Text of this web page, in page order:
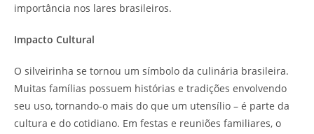
importância nos lares brasileiros.
Impacto Cultural
O silveirinha se tornou um símbolo da culinária brasileira.
Muitas famílias possuem histórias e tradições envolvendo
seu uso, tornando-o mais do que um utensílio – é parte da
cultura e do cotidiano. Em festas e reuniões familiares, o